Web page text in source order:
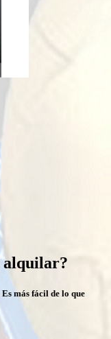
alquilar?
más fácil de lo que